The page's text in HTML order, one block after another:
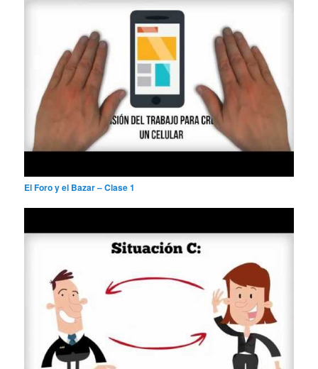
El Foro y el Bazar – Clase 1